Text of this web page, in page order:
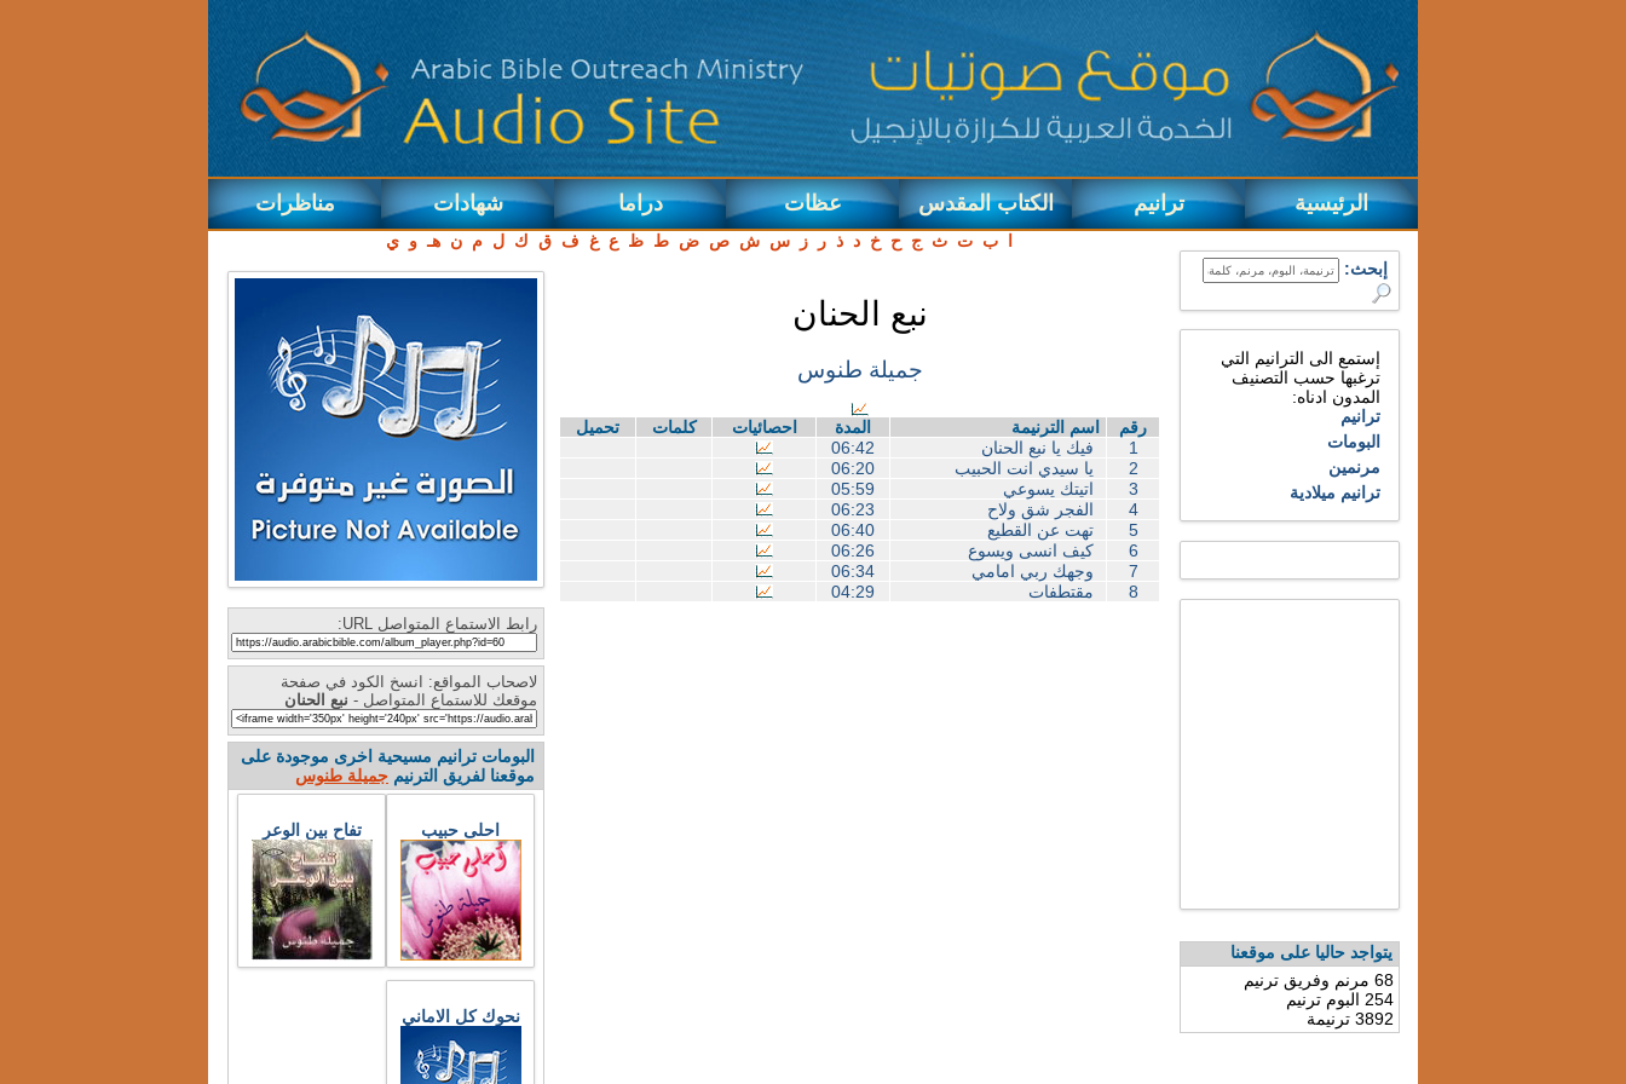
الرئيسية ترانيم الكتاب المقدس عظات دراما شهادات مناظرات
إبحث:
إستمع الى الترانيم التي
ترغبها حسب التصنيف
المدون ادناه:
ترانيم
البومات
مرنمين
ترانيم ميلادية
يتواجد حاليا على موقعنا
ب ت ث ج ح خ د ذ ر ز س ش ص ض ط ظ ع غ ف ق ك ل م ن هـ و ي
نبع الحنان
جميلة طنوس
رقم اسم الترنيمة المدة احصائيات كلمات
تحميل
1
فيك يا نبع الحنان
06:42
2
يا سيدي انت الحبيب
06:20
3
اتيتك يسوعي
05:59
4
الفجر شق ولاح
06:23
5
تهت عن القطيع
06:40
6
كيف انسى ويسوع
06:26
7
وجهك ربي امامي
06:34
8
مقتطفات 04:29
رابط الاستماع المتواصل URL:
لاصحاب المواقع: انسخ الكود في صفحة
موقعك للاستماع المتواصل - نبع الحنان
البومات ترانيم مسيحية اخرى موجودة على
موقعنا لفريق الترنيم جميلة طنوس
احلى حبيب تفاح بين الوعر
نحوك كل الاماني